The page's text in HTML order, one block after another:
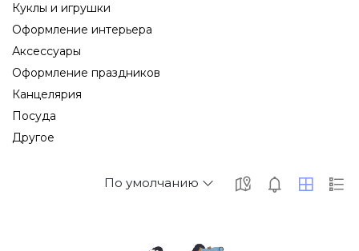
Куклы и игрушки
Оформление интерьера
Аксессуары
Оформление праздников
Канцелярия
Посуда
Другое
По умолчанию